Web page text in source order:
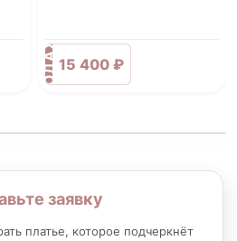
ПРОДАЖА15 400 ₽
заявку
платье, которое подчеркнёт